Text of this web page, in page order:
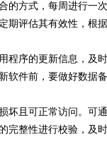
的方式，每周进行一
期评估其有效性，根
程序的更新信息，及
软件前，要做好数据
坏且可正常访问。可
完整性进行校验，及